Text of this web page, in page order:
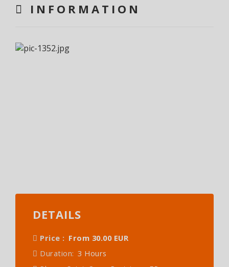
INFORMATION
DETAILS
Price : From 30.00 EUR
Duration: 3 Hours